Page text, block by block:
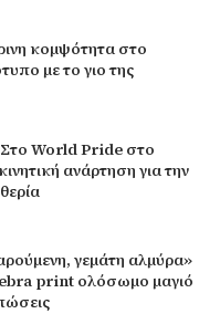
κομψότητα στο
με το γιο της
World Pride στο
ανάρτηση για την
γεμάτη αλμύρα»
print ολόσωμο μαγιό